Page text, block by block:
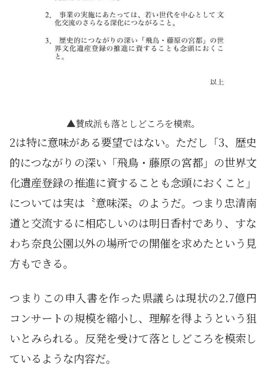
賛成派も落としどころを模索。
2は特に意味がある要望ではない。ただし「3、歴史
的につながりの深い「飛鳥・藤原の宮都」の世界文
化遺産登録の推進に資することも念頭におくこと」
については実は〝意味深〟のようだ。つまり忠清南
道と交流するに相応しいのは明日香村であり、すな
わち奈良公園以外の場所での開催を求めたという見
方もできる。
つまりこの申入書を作った県議らは現状の2.7億円
コンサートの規模を縮小し、理解を得ようという狙
いとみられる。反発を受けて落としどころを模索し
ているような内容だ。